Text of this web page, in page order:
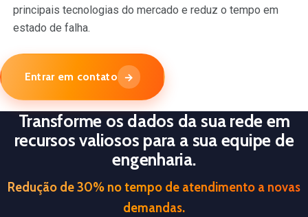
principais tecnologias do mercado e reduz o tempo em
estado de falha.
Entrar em contato →
Transforme os dados da sua rede em
recursos valiosos para a sua equipe de
engenharia.
Redução de 30% no tempo de atendimento a novas
demandas.